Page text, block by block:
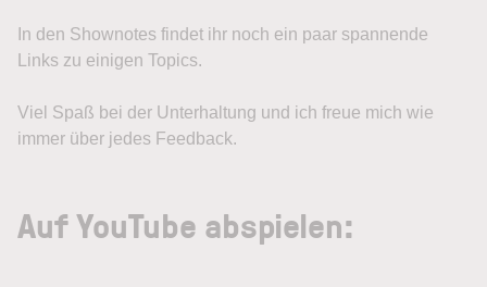
In den Shownotes findet ihr noch ein paar spannende
Links zu einigen Topics.
Viel Spaß bei der Unterhaltung und ich freue mich wie
immer über jedes Feedback.
Auf YouTube abspielen: